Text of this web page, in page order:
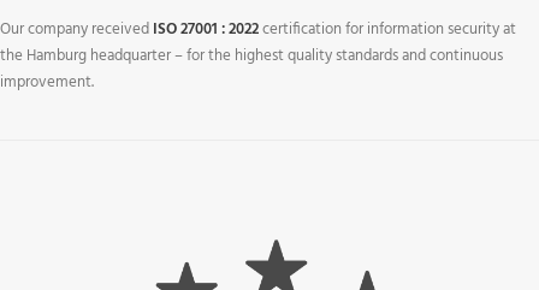
Our company receivedISO 27001 : 2022certification for information security at
the Hamburg headquarter – for the highest quality standards and continuous
improvement.